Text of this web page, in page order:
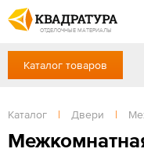
ОТДЕЛОЧНЫЕ МАТЕРИАЛЫ
Профи
Контакты
Доставка и оплата
Выставочный зал
Готовые решения
Отзывы
+7 (861) 217-94-70
Сб, Вс — выходной
ЗАКАЗАТЬ ЗВОНОК
Каталог товаров
Каталог | Двери |